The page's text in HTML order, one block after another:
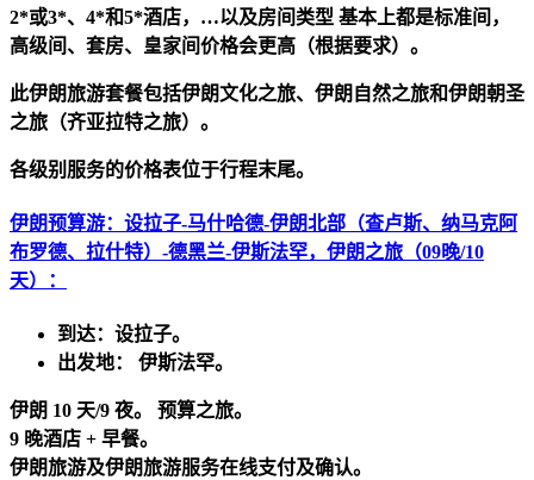
2*或3*、4*和5*酒店，…以及房间类型 基本上都是标准间，
高级间、套房、皇家间价格会更高（根据要求）。
此伊朗旅游套餐包括伊朗文化之旅、伊朗自然之旅和伊朗朝圣
之旅（齐亚拉特之旅）。
各级别服务的价格表位于行程末尾。
伊朗预算游：设拉子-马什哈德-伊朗北部（查卢斯、纳马克阿
布罗德、拉什特）-德黑兰-伊斯法罕，伊朗之旅（09晚/10
天）：
到达：设拉子。
出发地： 伊斯法罕。
伊朗 10 天/9 夜。 预算之旅。
9 晚酒店 + 早餐。
伊朗旅游及伊朗旅游服务在线支付及确认。